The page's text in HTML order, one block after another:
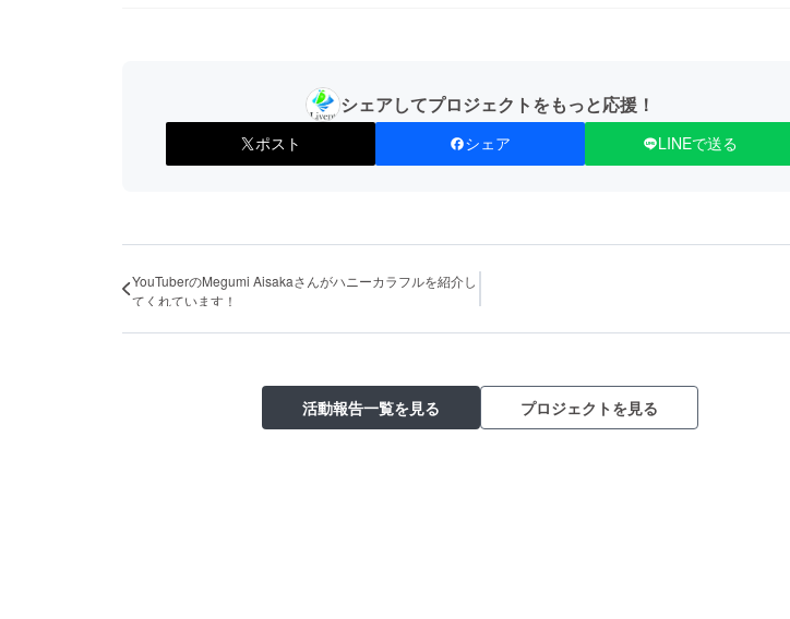
シェアしてプロジェクトをもっと応援！
ポスト シェア LINEで送る
YouTuberのMegumi Aisakaさんがハニーカラフルを紹介し
てくれています！
活動報告一覧を見る プロジェクトを見る